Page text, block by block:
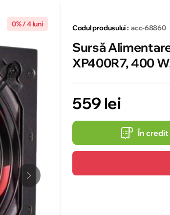
0% / 4 luni Codul produsului : acc-68860
Sursă
XP400R7, 400
559 lei
În credit